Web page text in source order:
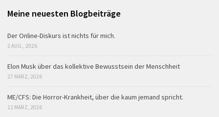
Meine neuesten Blogbeiträge
Der Online-Diskurs ist nichts für mich.
2 AUG., 2026
Elon Musk über das kollektive Bewusstsein der Menschheit
27 MÄRZ, 2026
ME/CFS: Die Horror-Krankheit, über die kaum jemand spricht.
11 MÄRZ, 2026